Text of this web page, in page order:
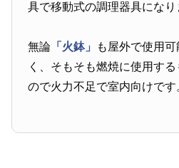
具で移動式の調理器具になり
無論 「火鉢」
も屋外で使用
く、そもそも燃焼に使用す
ので火力不足で室内向けです